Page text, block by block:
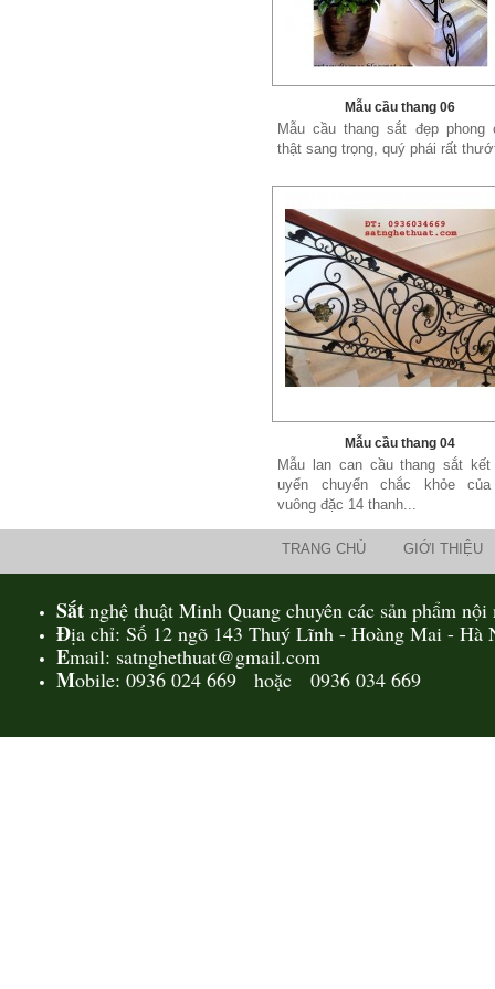
Mẫu cầu thang 06
Mẫu cầu thang sắt đẹp phong
thật sang trọng, quý phái rất
Mẫu cầu thang 04
Mẫu lan can cầu thang sắt
uyển chuyển chắc khỏe
vuông đặc 14 thanh...
TRANG CHỦ GIỚI THIỆU
Sắt nghệ thuật Minh Quang chuyên các sản phẩm
Địa chỉ: Số 12 ngõ 143 Thuý Lĩnh - Hoàng Mai - Hà
Email: satnghethuat@gmail.com
Mobile: 0936 024 669 hoặc 0936 034 669